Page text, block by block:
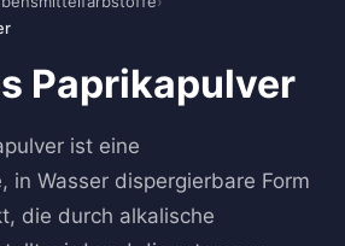
Paprikapulver
ist eine
in Wasser dispergierbare Form
die durch alkalische